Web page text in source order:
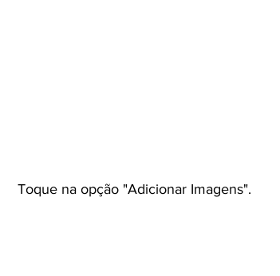
Toque na opção "Adicionar Imagens".